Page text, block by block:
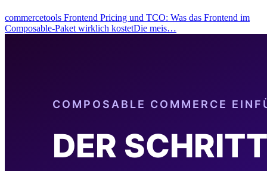
commercetools Frontend Pricing und TCO: Was das Frontend im
Composable-Paket wirklich kostetDie meis…